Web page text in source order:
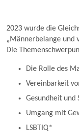
2023 wurde die
„Männerbelange und
Die
Die Rolle des
Vereinbarkeit
Gesundheit und
Umgang mit
LSBTIQ*